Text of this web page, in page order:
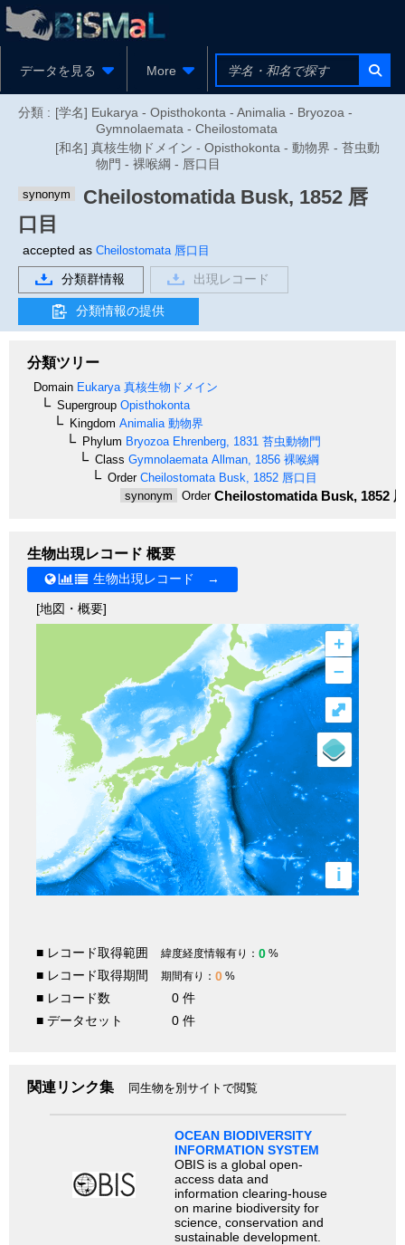
データを見る More
分類 : [学名] Eukarya - Opisthokonta - Animalia - Bryozoa -
Gymnolaemata - Cheilostomata
[和名] 真核生物ドメイン - Opisthokonta - 動物界 - 苔虫動
物門 - 裸喉綱 - 唇口目
synonym CheilostomatidaBusk, 1852 唇
口目
accepted as Cheilostomata唇口目
分類群情報 出現レコード
分類情報の提供
分類ツリー
Domain Eukarya 真核生物ドメイン
Supergroup Opisthokonta
Kingdom Animalia 動物界
Phylum Bryozoa Ehrenberg, 1831 苔虫動物門
Class Gymnolaemata Allman, 1856 裸喉綱
OrderCheilostomata Busk, 1852 唇口目
synonym
OrderCheilostomatidaBusk, 1852
生物出現レコード 概要
生物出現レコード →
[地図・概要]
+
–
i
⤢
■ レコード取得範囲 緯度経度情報有り： 0 %
■ レコード取得期間 期間有り： 0 %
■ レコード数
0 件
■ データセット
0 件
関連リンク集 同生物を別サイトで閲覧
OCEAN BIODIVERSITY
INFORMATION SYSTEM
OBIS is a global open-
access data and
information clearing-house
on marine biodiversity for
science, conservation and
sustainable development.